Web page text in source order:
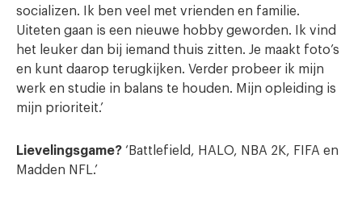
socializen. Ik ben veel met vrienden en familie.
Uiteten gaan is een nieuwe hobby geworden. Ik vind
het leuker dan bij iemand thuis zitten. Je maakt foto’s
en kunt daarop terugkijken. Verder probeer ik mijn
werk en studie in balans te houden. Mijn opleiding is
mijn prioriteit.’
Lievelingsgame? ‘Battlefield, HALO, NBA 2K, FIFA en
Madden NFL.’